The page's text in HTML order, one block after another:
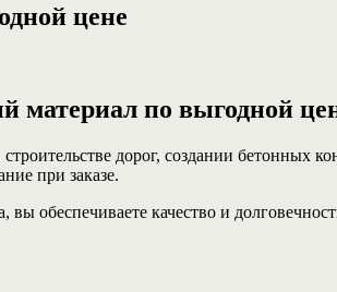
цене
материал по выгодной
дорог, создании бетонных
при заказе.
качество и